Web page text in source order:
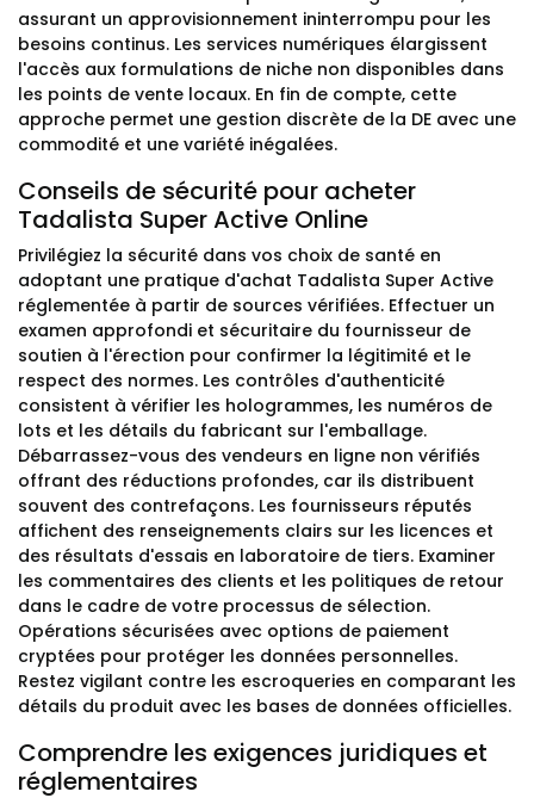
assurant un approvisionnement ininterrompu pour les
besoins continus. Les services numériques élargissent
l'accès aux formulations de niche non disponibles dans
les points de vente locaux. En fin de compte, cette
approche permet une gestion discrète de la DE avec une
commodité et une variété inégalées.
Conseils de sécurité pour acheter
Tadalista Super Active Online
Privilégiez la sécurité dans vos choix de santé en
adoptant une pratique d'achat Tadalista Super Active
réglementée à partir de sources vérifiées. Effectuer un
examen approfondi et sécuritaire du fournisseur de
soutien à l'érection pour confirmer la légitimité et le
respect des normes. Les contrôles d'authenticité
consistent à vérifier les hologrammes, les numéros de
lots et les détails du fabricant sur l'emballage.
Débarrassez-vous des vendeurs en ligne non vérifiés
offrant des réductions profondes, car ils distribuent
souvent des contrefaçons. Les fournisseurs réputés
affichent des renseignements clairs sur les licences et
des résultats d'essais en laboratoire de tiers. Examiner
les commentaires des clients et les politiques de retour
dans le cadre de votre processus de sélection.
Opérations sécurisées avec options de paiement
cryptées pour protéger les données personnelles.
Restez vigilant contre les escroqueries en comparant les
détails du produit avec les bases de données officielles.
Comprendre les exigences juridiques et
réglementaires